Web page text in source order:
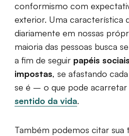
conformismo com
exterior. Uma característica
diariamente em nossas
maioria das pessoas busca
a fim de seguir papéis sociais
impostas, se afastando
se é – o que pode acarretar
sentido da vida.
Também podemos citar sua